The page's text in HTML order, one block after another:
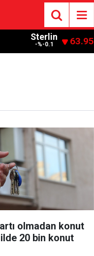
Sterlin
-%-0.1 63.95
olmadan konut
20 bin konut